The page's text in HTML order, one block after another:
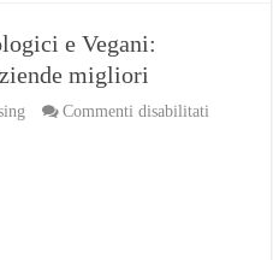
e Vegani:
migliori
Commenti disabilitati